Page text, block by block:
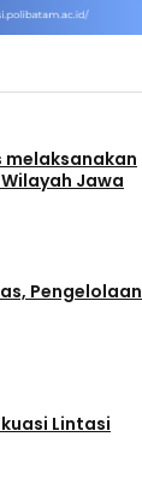
melaksanakan
Jawa
Pengelolaan
Lintasi